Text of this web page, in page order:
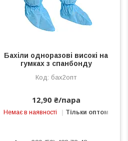
Бахіли одноразові високі на
гумках з спанбонду
бах2опт
12,90 ₴/пара
Немає в наявності Тільки оптом